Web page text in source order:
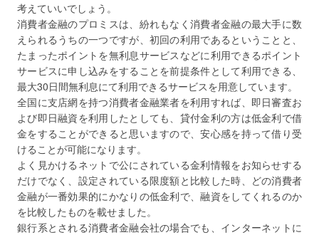
考えていいでしょう。
消費者金融のプロミスは、紛れもなく消費者金融の最大手に数
えられるうちの一つですが、初回の利用であるということと、
たまったポイントを無利息サービスなどに利用できるポイント
サービスに申し込みをすることを前提条件として利用できる、
最大30日間無利息にて利用できるサービスを用意しています。
全国に支店網を持つ消費者金融業者を利用すれば、即日審査お
よび即日融資を利用したとしても、貸付金利の方は低金利で借
金をすることができると思いますので、安心感を持って借り受
けることが可能になります。
よく見かけるネットで公にされている金利情報をお知らせする
だけでなく、設定されている限度額と比較した時、どの消費者
金融が一番効果的にかなりの低金利で、融資をしてくれるのか
を比較したものを載せました。
銀行系とされる消費者金融会社の場合でも、インターネットに